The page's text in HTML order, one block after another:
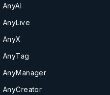
AnyAI
AnyLive
AnyX
AnyTag
AnyManager
AnyCreator